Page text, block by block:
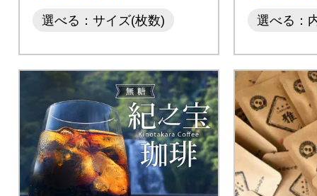
選べる：サイズ(枚数) 選べる：